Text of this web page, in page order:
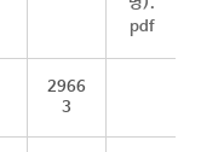
2966
3